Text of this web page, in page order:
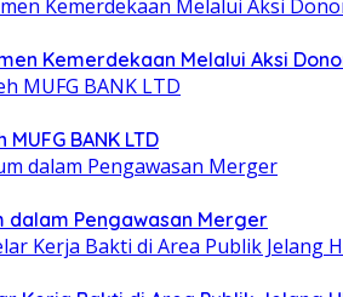
Kemerdekaan Melalui Aksi
BANK LTD
dalam Pengawasan Merger